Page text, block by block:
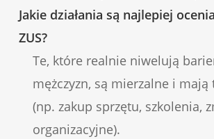
Jakie działania są najlepiej
ZUS?
Te, które realnie niwelują
mężczyzn, są mierzalne i mają
(np. zakup sprzętu, szkolenia,
organizacyjne).